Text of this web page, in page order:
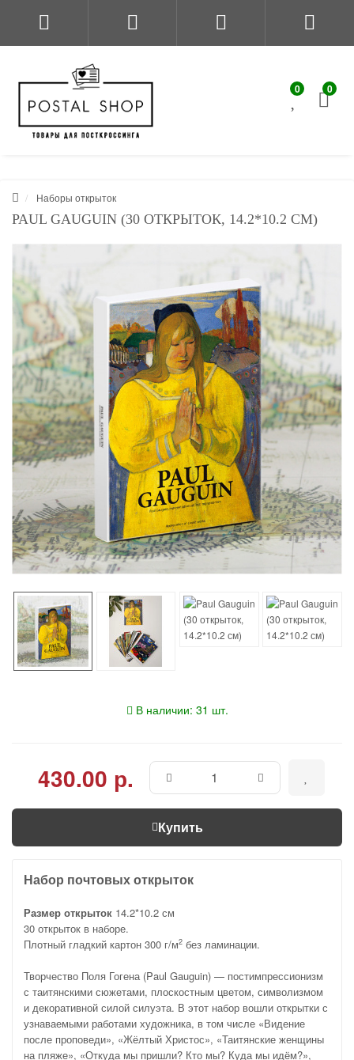
0 0
Наборы открыток
PAUL GAUGUIN (30 ОТКРЫТОК, 14.2*10.2 СМ)
В наличии: 31 шт.
430.00 р.
Купить
Набор почтовых открыток
Размер открыток 14.2*10.2 см
30 открыток в наборе.
Плотный гладкий картон 300 г/м2 без ламинации.
Творчество Поля Гогена (Paul Gauguin) — постимпрессионизм
с таитянскими сюжетами, плоскостным цветом, символизмом
и декоративной силой силуэта. В этот набор вошли открытки с
узнаваемыми работами художника, в том числе «Видение
после проповеди», «Жёлтый Христос», «Таитянские женщины
на пляже», «Откуда мы пришли? Кто мы? Куда мы идём?»,